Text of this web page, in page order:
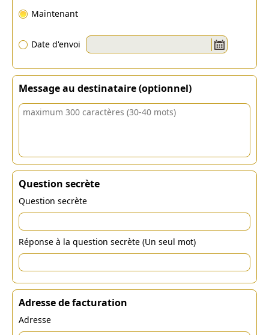
Maintenant
Date d'envoi
Message au destinataire (optionnel)
Question secrète
Question secrète
Réponse à la question secrète (Un seul mot)
Adresse de facturation
Adresse